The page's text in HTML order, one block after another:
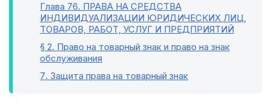
Глава 76. ПРАВА НА СРЕДСТВА
ИНДИВИДУАЛИЗАЦИИ ЮРИДИЧЕСКИХ ЛИЦ,
ТОВАРОВ, РАБОТ, УСЛУГ И ПРЕДПРИЯТИЙ
§ 2. Право на товарный знак и право на знак
обслуживания
7. Защита права на товарный знак